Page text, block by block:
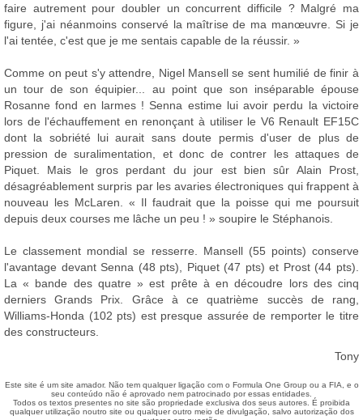
faire autrement pour doubler un concurrent difficile ? Malgré ma
figure, j'ai néanmoins conservé la maîtrise de ma manœuvre. Si je
l'ai tentée, c'est que je me sentais capable de la réussir. »
Comme on peut s'y attendre, Nigel Mansell se sent humilié de finir à
un tour de son équipier... au point que son inséparable épouse
Rosanne fond en larmes ! Senna estime lui avoir perdu la victoire
lors de l'échauffement en renonçant à utiliser le V6 Renault EF15C
dont la sobriété lui aurait sans doute permis d'user de plus de
pression de suralimentation, et donc de contrer les attaques de
Piquet. Mais le gros perdant du jour est bien sûr Alain Prost,
désagréablement surpris par les avaries électroniques qui frappent à
nouveau les McLaren. « Il faudrait que la poisse qui me poursuit
depuis deux courses me lâche un peu ! » soupire le Stéphanois.
Le classement mondial se resserre. Mansell (55 points) conserve
l'avantage devant Senna (48 pts), Piquet (47 pts) et Prost (44 pts).
La « bande des quatre » est prête à en découdre lors des cinq
derniers Grands Prix. Grâce à ce quatrième succès de rang,
Williams-Honda (102 pts) est presque assurée de remporter le titre
des constructeurs.
Tony
Este site é um site amador. Não tem qualquer ligação com o Formula One Group ou a FIA, e o
seu conteúdo não é aprovado nem patrocinado por essas entidades.
Todos os textos presentes no site são propriedade exclusiva dos seus autores. É proibida
qualquer utilização noutro site ou qualquer outro meio de divulgação, salvo autorização dos